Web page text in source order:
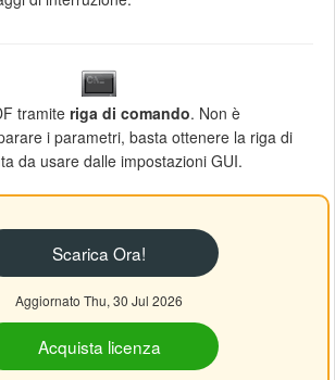
tramiteriga di comando. Non è
i parametri, basta ottenere la riga di
da usare dalle impostazioni GUI.
Scarica Ora!
Aggiornato Thu, 30 Jul 2026
Acquista licenza